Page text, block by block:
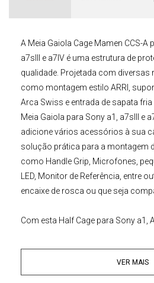
A Meia Gaiola Cage Mamen CCS-A
a7sIII e a7IV é uma estrutura de
qualidade. Projetada com diversas
como montagem estilo ARRI,
Arca Swiss e entrada de sapata fria
Meia Gaiola para Sony a1, a7sIII e
adicione vários acessórios à sua
solução prática para a montagem
como Handle Grip Microfones ,
LED Monitor de Referência , entre
encaixe de rosca ou que seja
Com esta Half Cage para Sony a1,
Câmera Sonyé mantido mesmo
instalada. Além disso, estaGaiola
VER MAIS